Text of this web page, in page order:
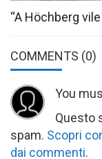
“A Höchberg
COMMENTS (0)
You
Questo
spam. Scopri
dai commenti.